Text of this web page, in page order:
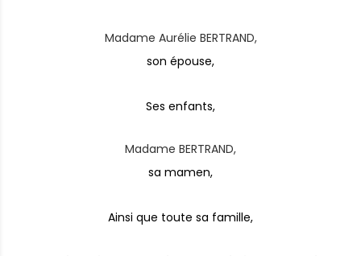
Madame Aurélie BERTRAND,
son épouse,
Ses enfants,
Madame BERTRAND,
sa mamen,
Ainsi que toute sa famille,